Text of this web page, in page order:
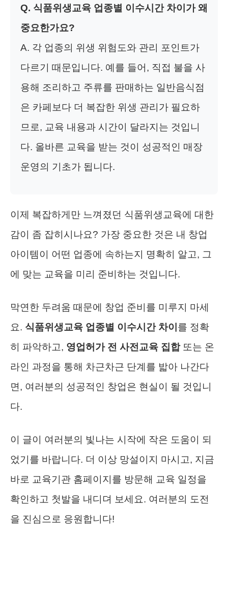
Q. 식품위생교육 업종별 이수시간 차이가 왜
중요한가요?
A. 각 업종의 위생 위험도와 관리 포인트가
다르기 때문입니다. 예를 들어, 직접 불을 사
용해 조리하고 주류를 판매하는 일반음식점
은 카페보다 더 복잡한 위생 관리가 필요하
므로, 교육 내용과 시간이 달라지는 것입니
다. 올바른 교육을 받는 것이 성공적인 매장
운영의 기초가 됩니다.
이제 복잡하게만 느껴졌던 식품위생교육에 대한
감이 좀 잡히시나요? 가장 중요한 것은 내 창업
아이템이 어떤 업종에 속하는지 명확히 알고, 그
에 맞는 교육을 미리 준비하는 것입니다.
막연한 두려움 때문에 창업 준비를 미루지 마세
요. 식품위생교육 업종별 이수시간 차이 를 정확
히 파악하고, 영업허가 전 사전교육 집합또는 온
라인 과정을 통해 차근차근 단계를 밟아 나간다
면, 여러분의 성공적인 창업은 현실이 될 것입니
다.
이 글이 여러분의 빛나는 시작에 작은 도움이 되
었기를 바랍니다. 더 이상 망설이지 마시고, 지금
바로 교육기관 홈페이지를 방문해 교육 일정을
확인하고 첫발을 내디뎌 보세요. 여러분의 도전
을 진심으로 응원합니다!